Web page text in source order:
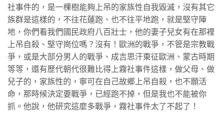
社事件的，是一棵樹能夠上吊的家族性自我毀滅，沒有其它
族群是這樣的，不往花蓮跑、也不往平地跑，就是堅守陣
地，你們看我們國民政府八百壯士，他的妻子兒女有在那裡
上吊自殺、堅守崗位嗎？沒有！歐洲的戰爭，不管是宗教戰
爭，或是大部分男人的戰爭、成吉思汗東征歐洲、蒙古時期
等等，還有歷代朝代很難比得上霧社事件這樣，做父母、做
兒子的，家族性的，寧可在自己故鄉上吊自殺，也不願活
命，那時候決定要戰爭，已經跑不掉，但是我也不能被你
抓。他說，他研究這麼多戰爭，霧社事件太了不起了！